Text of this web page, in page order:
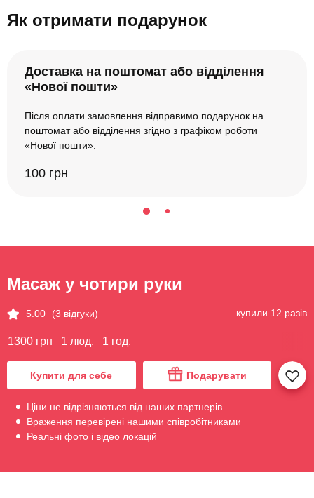
Як отримати подарунок
Доставка на поштомат або відділення
«Нової пошти»
Після оплати замовлення відправимо подарунок на
поштомат або відділення згідно з графіком роботи
«Нової пошти».
100 грн
Масаж у чотири руки
5.00 (3 відгуки) купили 12 разів
1300 грн 1 люд. 1 год.
Купити для себе Подарувати
Ціни не відрізняються від наших партнерів
Враження перевірені нашими співробітниками
Реальні фото і відео локацій